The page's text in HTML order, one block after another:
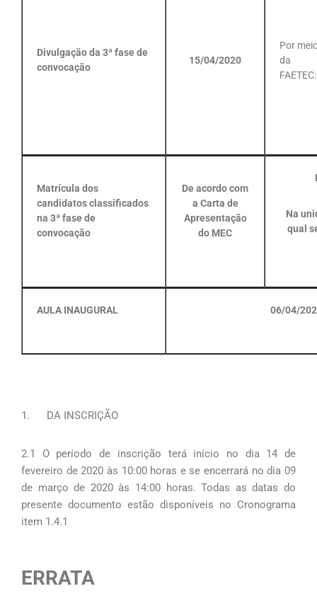
Divulgação da 3ª fase de
convocação
15/04/2020
Por
da
Matrícula dos
candidatos classificados
na 3ª fase de
convocação
De acordo com
a Carta de
Apresentação
do MEC
Na
qual
AULA INAUGURAL 06/04/
1. DA INSCRIÇÃO
2.1 O período de inscrição terá início no dia 14 de
fevereiro de 2020 às 10:00 horas e se encerrará no dia 09
de março de 2020 às 14:00 horas. Todas as datas do
presente documento estão disponíveis no Cronograma
item 1.4.1
ERRATA